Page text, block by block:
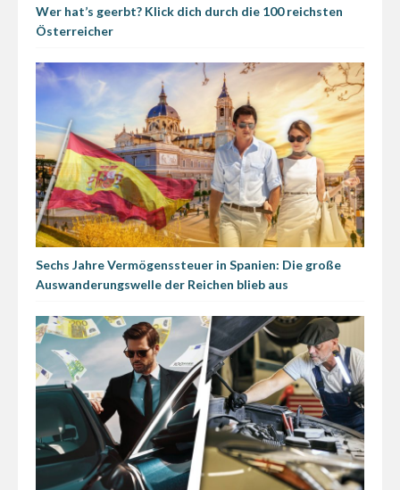
Wer hat’s geerbt? Klick dich durch die 100 reichsten
Österreicher
Sechs Jahre Vermögenssteuer in Spanien: Die große
Auswanderungswelle der Reichen blieb aus